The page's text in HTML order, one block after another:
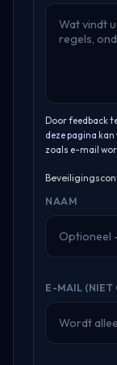
Door feedback
deze pagina
zoals e-mail
NAAM
E-MAIL (NIET